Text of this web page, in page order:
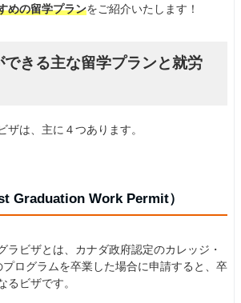
めの留学プランをご紹介いたします！
できる主な留学プランと就労
ザは、主に４つあります。
Graduation Work Permit）
ラビザとは、カナダ政府認定のカレッジ・
ログラムを卒業した場合に申請すると、卒
るビザです。